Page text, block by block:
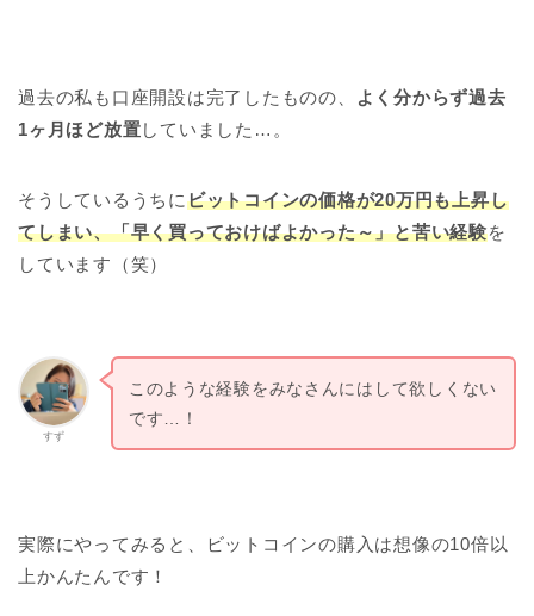
過去の私も口座開設は完了したものの、
よく分からず過去
1ヶ月ほど放置していました…。
そうしているうちにビットコインの価格が20万円も上昇し
てしまい、「早く買っておけばよかった～」と苦い経験を
しています（笑）
すず
このような経験をみなさんにはして欲しくない
です…！
実際にやってみると、ビットコインの購入は想像の10倍以
上かんたんです！